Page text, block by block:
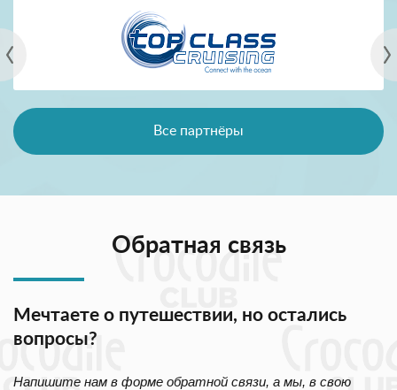
Все партнёры
Обратная связь
Мечтаете о путешествии, но остались
вопросы?
Напишите нам в форме обратной связи, а мы, в свою